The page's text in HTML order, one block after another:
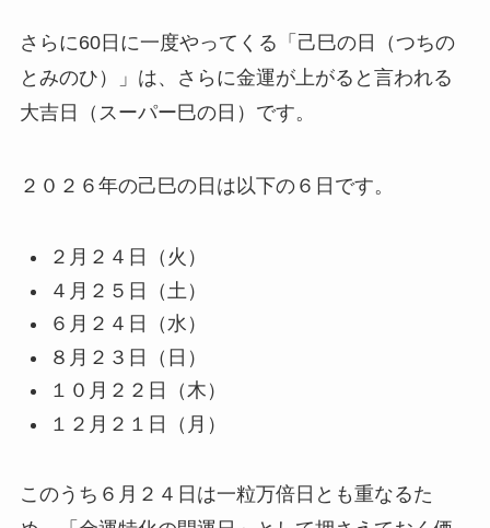
さらに60日に一度やってくる「己巳の日（つちの
とみのひ）」は、さらに金運が上がると言われる
大吉日（スーパー巳の日）です。
２０２６年の己巳の日は以下の６日です。
２月２４日（火）
４月２５日（土）
６月２４日（水）
８月２３日（日）
１０月２２日（木）
１２月２１日（月）
このうち６月２４日は一粒万倍日とも重なるた